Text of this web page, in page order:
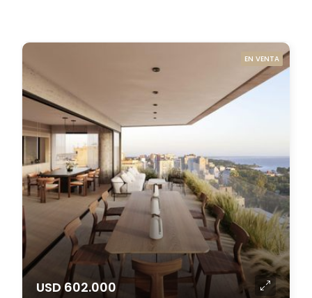
EN VENTA
USD 602.000